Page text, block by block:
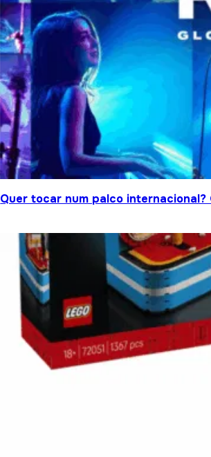
Quer tocar num palco